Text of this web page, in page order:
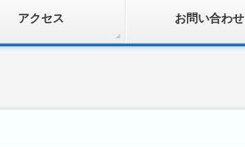
アクセス お問い合わせ